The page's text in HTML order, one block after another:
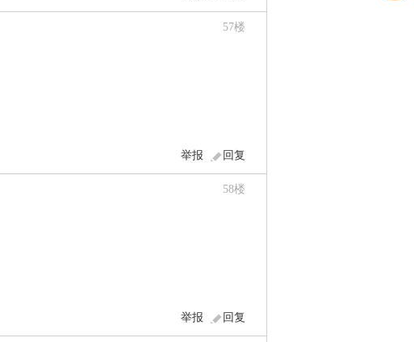
57楼
回复
举报
58楼
回复
举报